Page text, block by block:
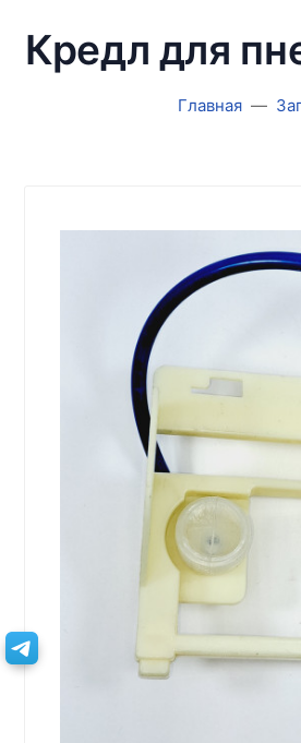
Кредл для
Главная